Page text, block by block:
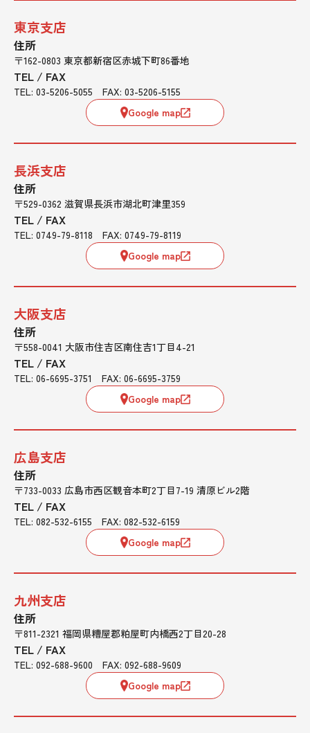
東京支店
住所
〒162-0803 東京都新宿区赤城下町86番地
TEL / FAX
TEL: 03-5206-5055 FAX: 03-5206-5155
Google map
長浜支店
住所
〒529-0362 滋賀県長浜市湖北町津里359
TEL / FAX
TEL: 0749-79-8118 FAX: 0749-79-8119
Google map
大阪支店
住所
〒558-0041 大阪市住吉区南住吉1丁目4-21
TEL / FAX
TEL: 06-6695-3751 FAX: 06-6695-3759
Google map
広島支店
住所
〒733-0033 広島市西区観音本町2丁目7-19 清原ビル2階
TEL / FAX
TEL: 082-532-6155 FAX: 082-532-6159
Google map
九州支店
住所
〒811-2321 福岡県糟屋郡粕屋町内橋西2丁目20-28
TEL / FAX
TEL: 092-688-9600 FAX: 092-688-9609
Google map